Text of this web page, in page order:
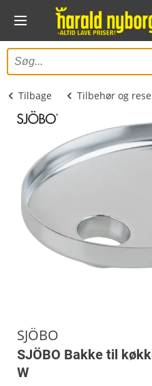
Tilbage Tilbehør og
SJÖBO
SJÖBO Bakke til
W